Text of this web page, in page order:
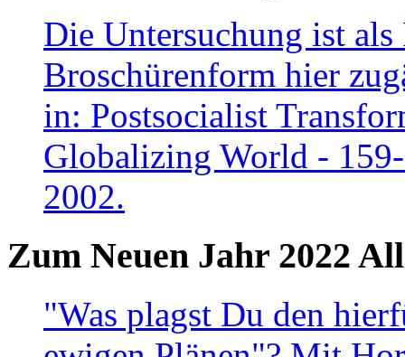
Die Untersuchung ist
Broschürenform hier
in: Postsocialist
Globalizing World -
2002.
Zum Neuen Jahr 2022
"Was plagst Du den